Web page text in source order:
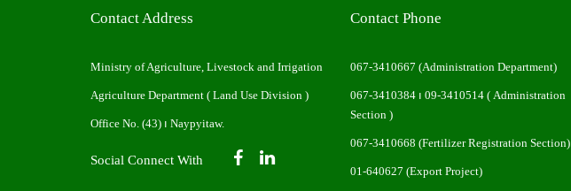
Contact Address
Ministry of Agriculture, Livestock and Irrigation
Agriculture Department ( Land Use Division )
Office No. (43) ၊ Naypyitaw.
Social Connect With
Contact Phone
067-3410667 (Administration Department)
067-3410384၊ 09-3410514( Administration
Section )
067-3410668 (Fertilizer Registration Section)
01-640627 (Export Project)